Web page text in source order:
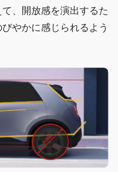
、開放感を演出するた
やかに感じられるよう